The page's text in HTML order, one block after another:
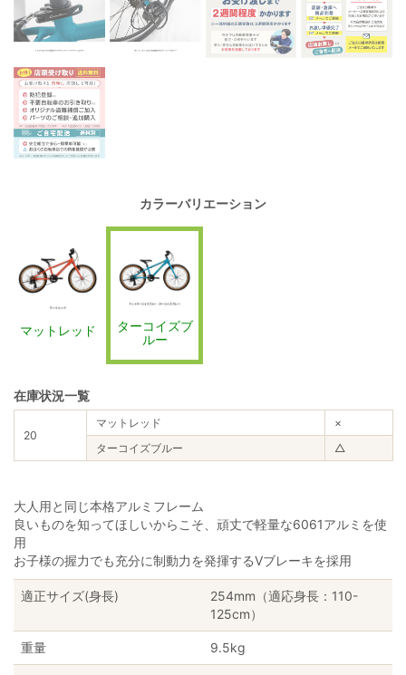
カラーバリエーション
マットレッド
ターコイズブ
ルー
在庫状況一覧
20
マットレッド
×
ターコイズブルー
△
大人用と同じ本格アルミフレーム
良いものを知ってほしいからこそ、頑丈で軽量な6061アルミを使
用
お子様の握力でも充分に制動力を発揮するVブレーキを採用
適正サイズ(身長)
254mm（適応身長：110-
125cm）
重量 9.5kg